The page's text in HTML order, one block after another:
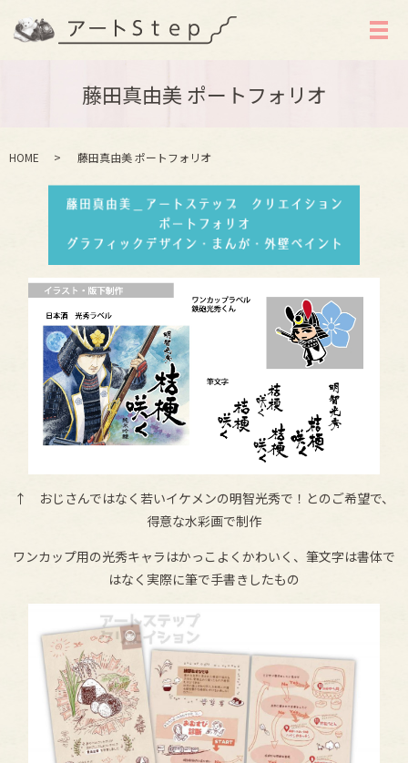
メ
藤田真由美 ポートフォリオ
HOME 藤田真由美 ポートフォリオ
↑ おじさんではなく若いイケメンの明智光秀で！とのご希望で、
得意な水彩画で制作
ワンカップ用の光秀キャラはかっこよくかわいく、筆文字は書体で
はなく実際に筆で手書きしたもの